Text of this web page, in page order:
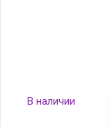
В наличии